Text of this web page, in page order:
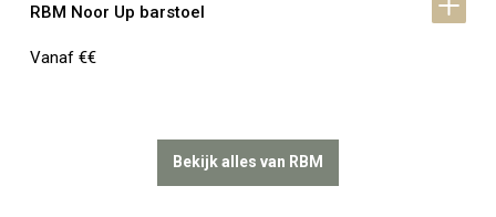
RBM Noor Up barstoel
Vanaf €€
Bekijk alles van RBM